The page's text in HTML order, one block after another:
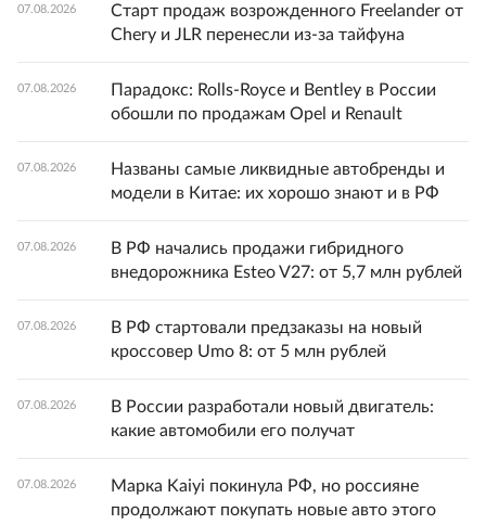
07.08.2026
Старт продаж возрожденного Freelander от
Chery и JLR перенесли из-за тайфуна
07.08.2026
Парадокс: Rolls-Royce и Bentley в России
обошли по продажам Opel и Renault
07.08.2026
Названы самые ликвидные автобренды и
модели в Китае: их хорошо знают и в РФ
07.08.2026
В РФ начались продажи гибридного
внедорожника Esteo V27: от 5,7 млн рублей
07.08.2026
В РФ стартовали предзаказы на новый
кроссовер Umo 8: от 5 млн рублей
07.08.2026
В России разработали новый двигатель:
какие автомобили его получат
07.08.2026
Марка Kaiyi покинула РФ, но россияне
продолжают покупать новые авто этого